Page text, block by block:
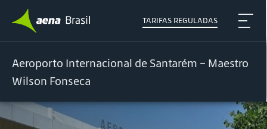
TARIFAS REGULADAS
Aeroporto Internacional de Santarém – Maestro
Wilson Fonseca